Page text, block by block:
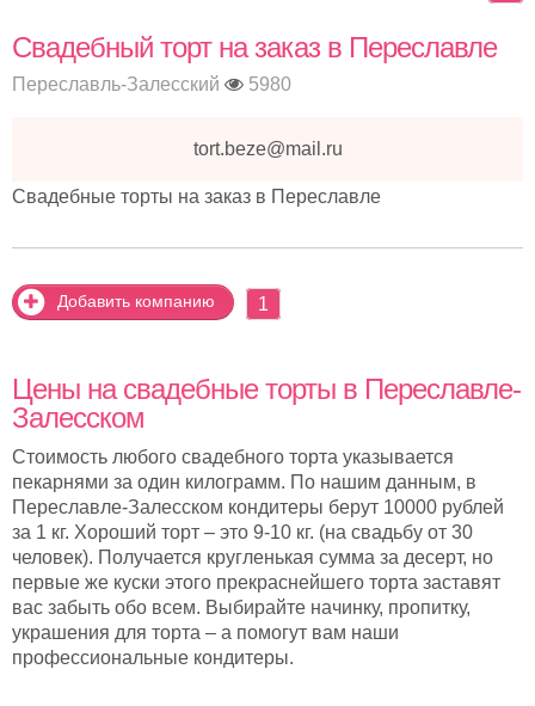
Свадебный торт на заказ в Переславле
Переславль-Залесский 5980
tort.beze@mail.ru
Свадебные торты на заказ в Переславле
Добавить компанию 1
Цены на свадебные торты в Переславле-
Залесском
Стоимость любого свадебного торта указывается
пекарнями за один килограмм. По нашим данным, в
Переславле-Залесском кондитеры берут 10000 рублей
за 1 кг. Хороший торт – это 9-10 кг. (на свадьбу от 30
человек). Получается кругленькая сумма за десерт, но
первые же куски этого прекраснейшего торта заставят
вас забыть обо всем. Выбирайте начинку, пропитку,
украшения для торта – а помогут вам наши
профессиональные кондитеры.